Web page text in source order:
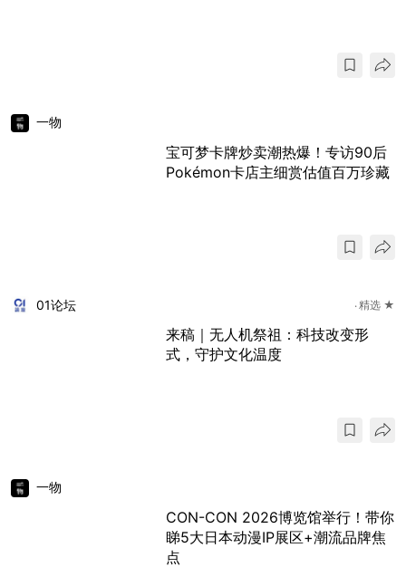
一物
宝可梦卡牌炒卖潮热爆！专访90后
Pokémon卡店主细赏估值百万珍藏
01论坛 精选 ★
来稿｜无人机祭祖：科技改变形
式，守护文化温度
一物
CON-CON 2026博览馆举行！带你
睇5大日本动漫IP展区+潮流品牌焦
点